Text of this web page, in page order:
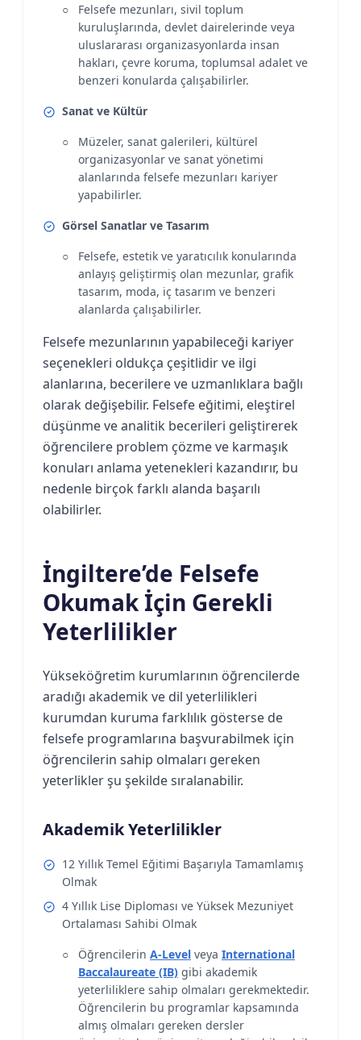
Felsefe mezunları, sivil toplum
kuruluşlarında, devlet dairelerinde veya
uluslararası organizasyonlarda insan
hakları, çevre koruma, toplumsal adalet ve
benzeri konularda çalışabilirler.
Sanat ve Kültür
Müzeler, sanat galerileri, kültürel
organizasyonlar ve sanat yönetimi
alanlarında felsefe mezunları kariyer
yapabilirler.
Görsel Sanatlar ve Tasarım
Felsefe, estetik ve yaratıcılık konularında
anlayış geliştirmiş olan mezunlar, grafik
tasarım, moda, iç tasarım ve benzeri
alanlarda çalışabilirler.
Felsefe mezunlarının yapabileceği kariyer
seçenekleri oldukça çeşitlidir ve ilgi
alanlarına, becerilere ve uzmanlıklara bağlı
olarak değişebilir. Felsefe eğitimi, eleştirel
düşünme ve analitik becerileri geliştirerek
öğrencilere problem çözme ve karmaşık
konuları anlama yetenekleri kazandırır, bu
nedenle birçok farklı alanda başarılı
olabilirler.
İngiltere’de Felsefe
Okumak İçin Gerekli
Yeterlilikler
Yükseköğretim kurumlarının öğrencilerde
aradığı akademik ve dil yeterlilikleri
kurumdan kuruma farklılık gösterse de
felsefe programlarına başvurabilmek için
öğrencilerin sahip olmaları gereken
yeterlikler şu şekilde sıralanabilir.
Akademik Yeterlilikler
12 Yıllık Temel Eğitimi Başarıyla Tamamlamış
Olmak
4 Yıllık Lise Diploması ve Yüksek Mezuniyet
Ortalaması Sahibi Olmak
Öğrencilerin A-Level veya International
Baccalaureate (IB) gibi akademik
yeterliliklere sahip olmaları gerekmektedir.
Öğrencilerin bu programlar kapsamında
almış olmaları gereken dersler